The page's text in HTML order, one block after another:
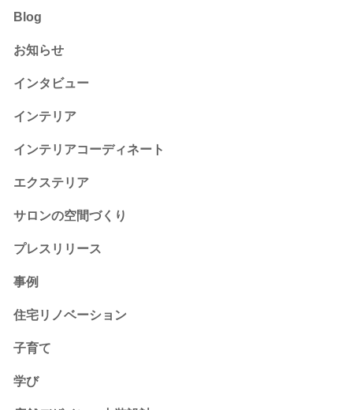
Blog
お知らせ
インタビュー
インテリア
インテリアコーディネート
エクステリア
サロンの空間づくり
プレスリリース
事例
住宅リノベーション
子育て
学び